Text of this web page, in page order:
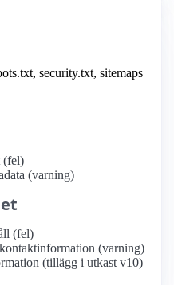
security.txt, sitemaps
(fel)
(varning)
(fel)
(varning)
(tillägg i utkast v10)